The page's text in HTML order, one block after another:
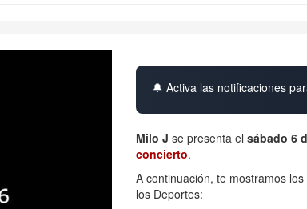
🔔 Activa las notificaciones
Milo J se presenta el sábado 6
concierto.
A continuación, te mostramos los
los Deportes: